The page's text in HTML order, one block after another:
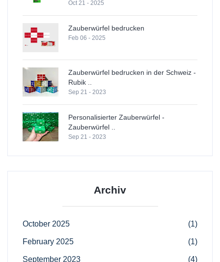
Oct 21 - 2025
Zauberwürfel bedrucken
Feb 06 - 2025
Zauberwürfel bedrucken in der Schweiz -
Rubik ..
Sep 21 - 2023
Personalisierter Zauberwürfel -
Zauberwürfel ..
Sep 21 - 2023
Archiv
October 2025 (1)
February 2025 (1)
September 2023 (4)